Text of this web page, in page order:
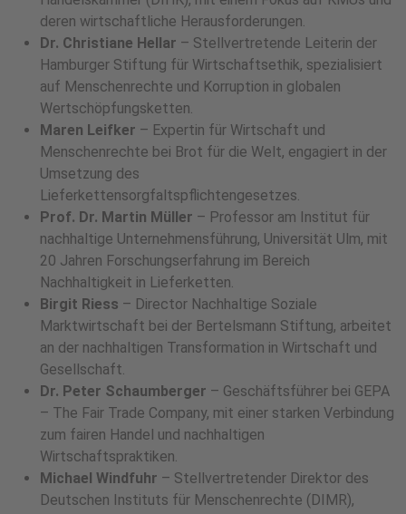
deren wirtschaftliche Herausforderungen.
Dr. Christiane Hellar – Stellvertretende Leiterin der
Hamburger Stiftung für Wirtschaftsethik, spezialisiert
auf Menschenrechte und Korruption in globalen
Wertschöpfungsketten.
Maren Leifker – Expertin für Wirtschaft und
Menschenrechte bei Brot für die Welt, engagiert in der
Umsetzung des
Lieferkettensorgfaltspflichtengesetzes.
Prof. Dr. Martin Müller – Professor am Institut für
nachhaltige Unternehmensführung, Universität Ulm, mit
20 Jahren Forschungserfahrung im Bereich
Nachhaltigkeit in Lieferketten.
Birgit Riess – Director Nachhaltige Soziale
Marktwirtschaft bei der Bertelsmann Stiftung, arbeitet
an der nachhaltigen Transformation in Wirtschaft und
Gesellschaft.
Dr. Peter Schaumberger – Geschäftsführer bei GEPA
– The Fair Trade Company, mit einer starken Verbindung
zum fairen Handel und nachhaltigen
Wirtschaftspraktiken.
Michael Windfuhr – Stellvertretender Direktor des
Deutschen Instituts für Menschenrechte (DIMR),